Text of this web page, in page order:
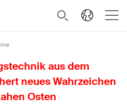
aus dem
neues Wahrzeichen
Osten